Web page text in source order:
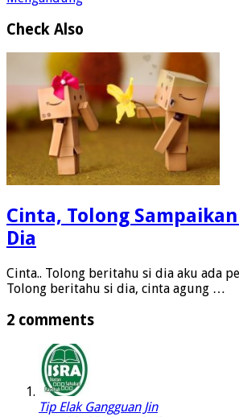
Check Also
Cinta, Tolong
Dia
Cinta.. Tolong beritahu si dia aku ada
Tolong beritahu si dia, cinta agung …
2 comments
Tip Elak Gangguan Jin